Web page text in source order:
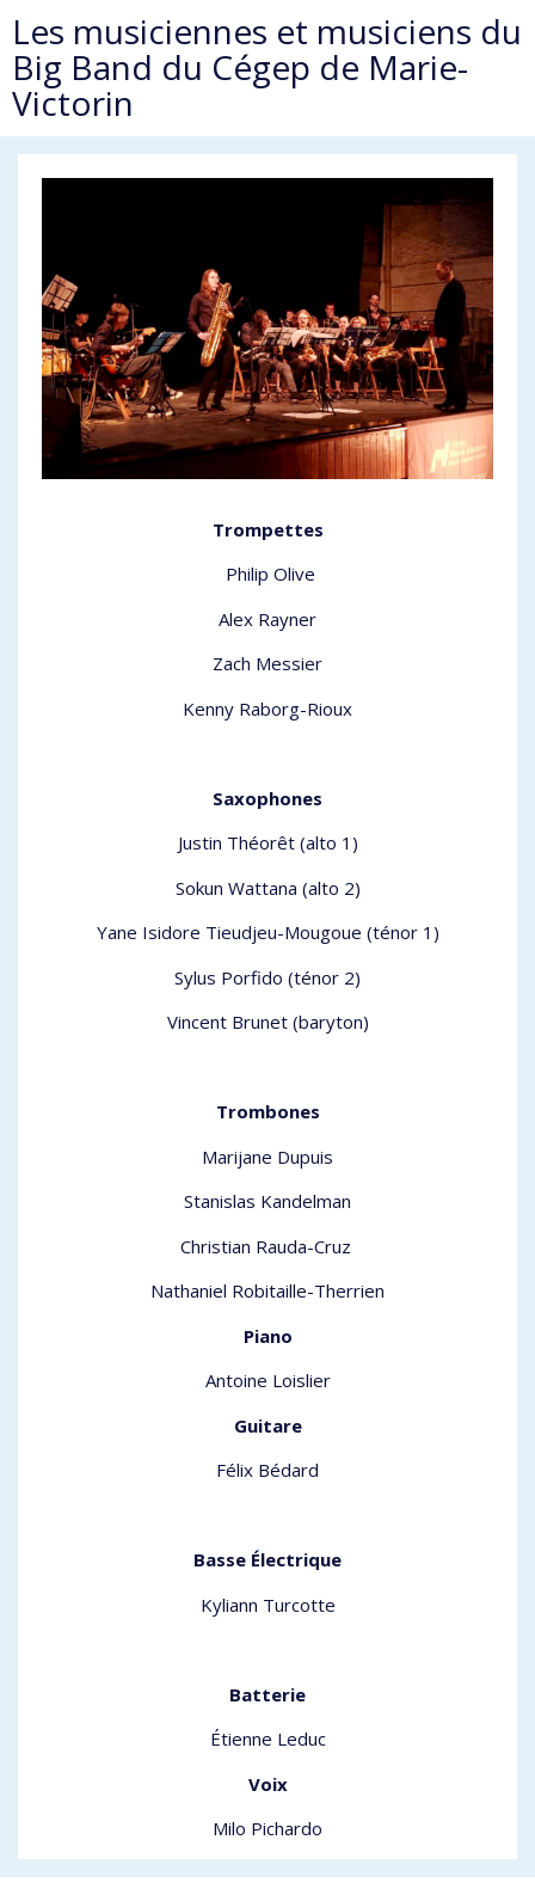
Les musiciennes et musiciens du
Big Band du Cégep de Marie-
Victorin
Trompettes
Philip Olive
Alex Rayner
Zach Messier
Kenny Raborg-Rioux
Saxophones
Justin Théorêt (alto 1)
Sokun Wattana (alto 2)
Yane Isidore Tieudjeu-Mougoue (ténor 1)
Sylus Porfido (ténor 2)
Vincent Brunet (baryton)
Trombones
Marijane Dupuis
Stanislas Kandelman
Christian Rauda-Cruz
Nathaniel Robitaille-Therrien
Piano
Antoine Loislier
Guitare
Félix Bédard
Basse Électrique
Kyliann Turcotte
Batterie
Étienne Leduc
Voix
Milo Pichardo